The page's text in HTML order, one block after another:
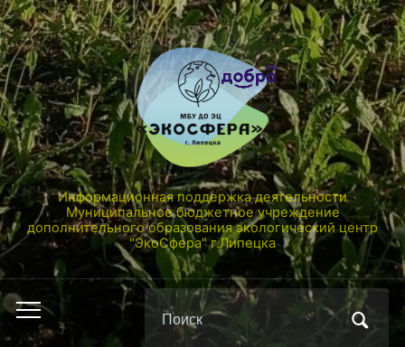
Информационная поддержка деятельности
Муниципальное бюджетное учреждение
дополнительного образования экологический центр
"ЭкоСфера" г.Липецка
Переключить
мобильное
Поиск
по: